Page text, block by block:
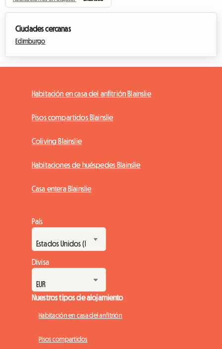
Ciudades cercanas
Edimburgo
Habitación en casa del anfitrión Blainslie
Pisos compartidos Blainslie
Coliving Blainslie
Habitaciones de huéspedes Blainslie
Casa entera Blainslie
País
Divisa
Nuestros tipos de alojamiento
Habitación en casa del anfitrión
Pisos compartidos